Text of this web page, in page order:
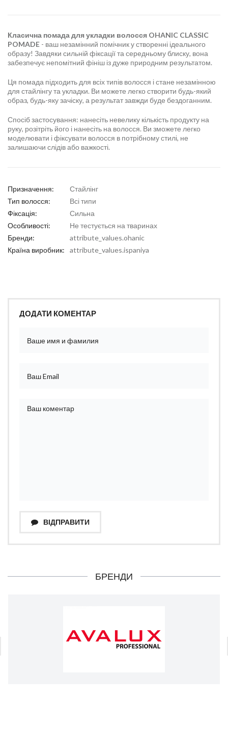
Класична помада для укладки волосся OHANIC CLASSIC
POMADE - ваш незамінний помічник у створенні ідеального
образу! Завдяки сильній фіксації та середньому блиску, вона
забезпечує непомітний фініш із дуже природним результатом.
Ця помада підходить для всіх типів волосся і стане незамінною
для стайлінгу та укладки. Ви можете легко створити будь-який
образ, будь-яку зачіску, а результат завжди буде бездоганним.
Спосіб застосування: нанесіть невелику кількість продукту на
руку, розітріть його і нанесіть на волосся. Ви зможете легко
моделювати і фіксувати волосся в потрібному стилі, не
залишаючи слідів або важкості.
Призначення:
Стайлінг
Тип волосся:
Всі типи
Фіксація:
Сильна
Особливості:
Не тестується на тваринах
Бренди:
attribute_values.ohanic
Країна виробник:
attribute_values.ispaniya
ДОДАТИ КОМЕНТАР
ВІДПРАВИТИ
БРЕНДИ